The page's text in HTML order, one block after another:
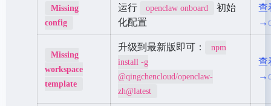
Missing
config
运行 openclaw onboard
初始
化配置
查
→
Missing
workspace
template
升级到最新版即可：
npm
install -g
@qingchencloud/openclaw-
zh@latest
查
→